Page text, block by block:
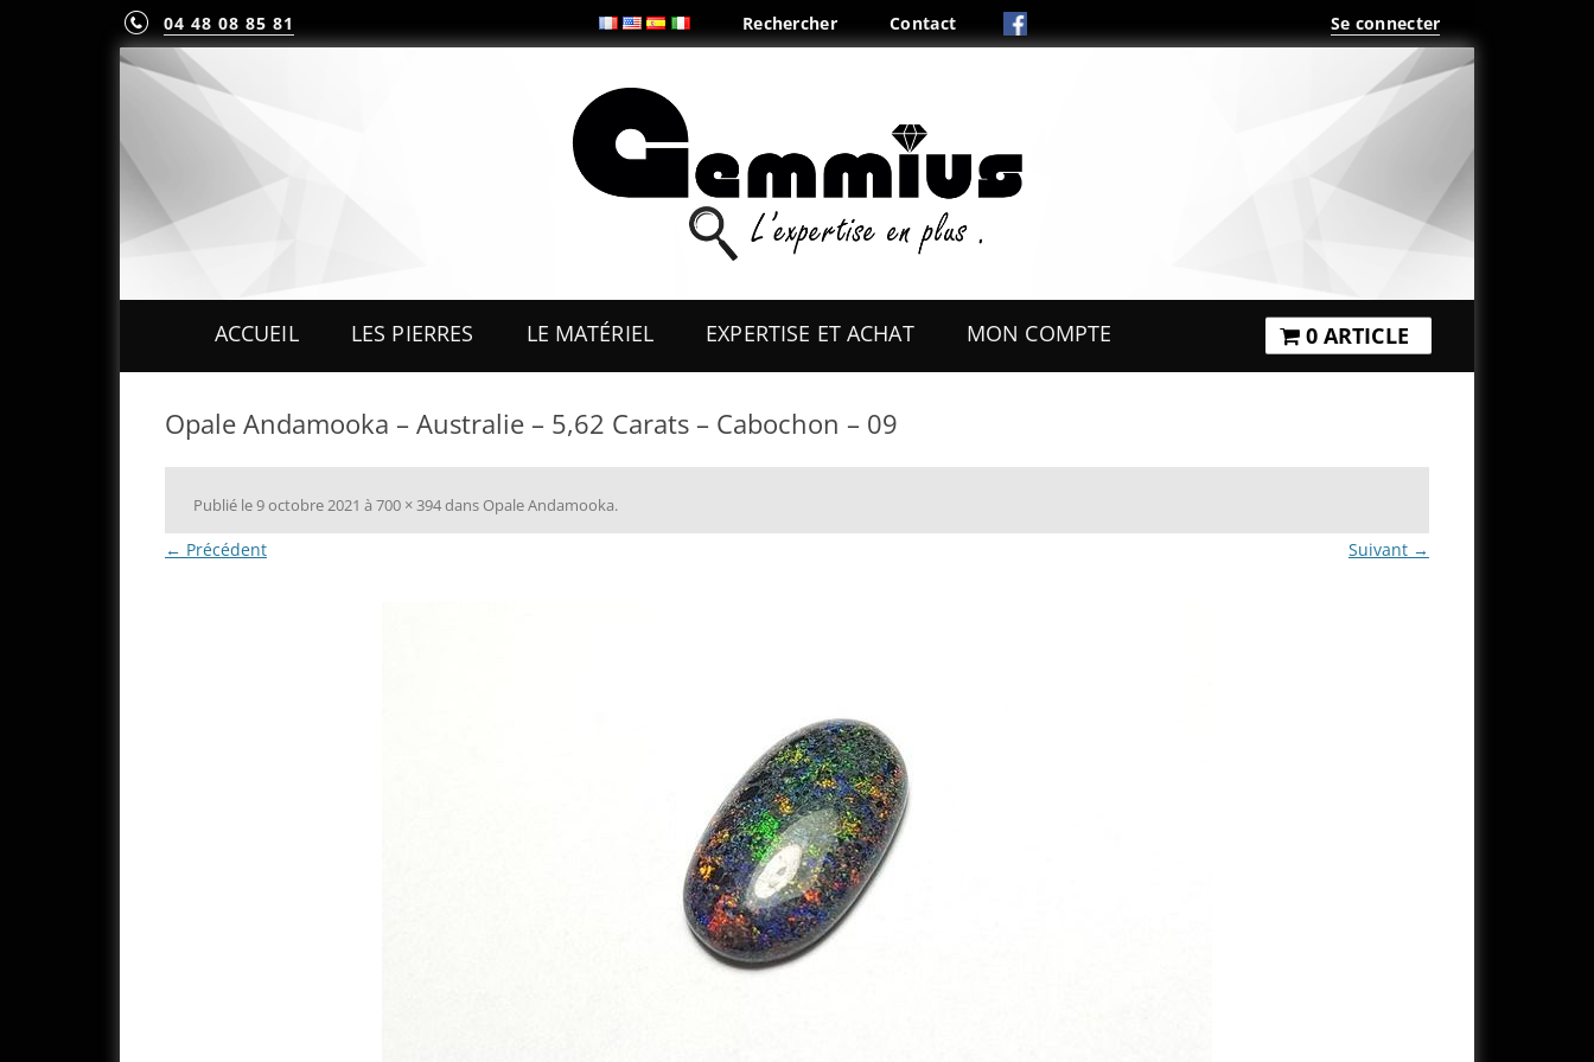
04 48 08 85 81 Rechercher Contact Se connecter
au
contenu
ACCUEIL LES PIERRES
MINÉRAUX & CRISTAUX
LE MATÉRIEL
BOITES & PLIS
EXPERTISE ET ACHAT MON COMPTE 0 ARTICLE
Opale Andamooka – Australie – 5,62 Carats – Cabochon – 09
Publié le9 octobre 2021 à700 × 394dans Opale Andamooka.
← Précédent Suivant →